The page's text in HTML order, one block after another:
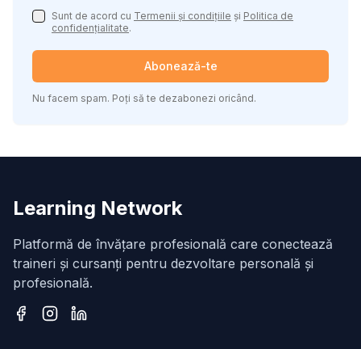
Sunt de acord cu Termenii și condițiile și Politica de
confidențialitate.
Abonează-te
Nu facem spam. Poți să te dezabonezi oricând.
Learning Network
Platformă de învățare profesională care conectează
traineri și cursanți pentru dezvoltare personală și
profesională.